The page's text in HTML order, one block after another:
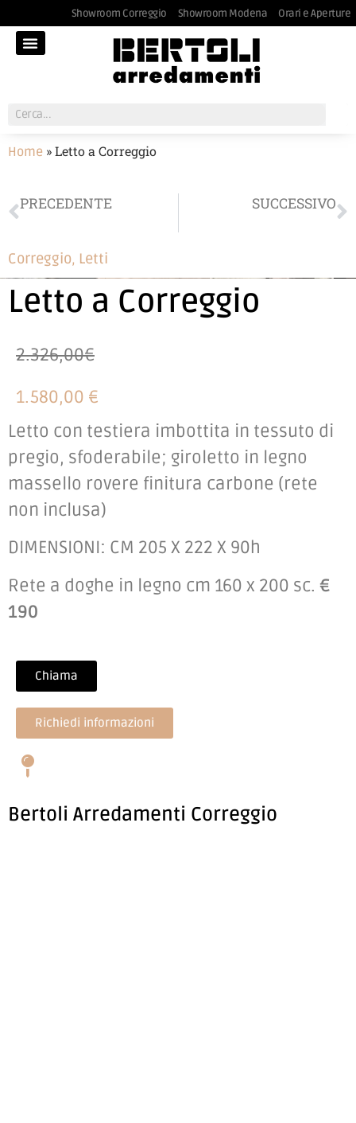
Showroom Correggio Showroom Modena Orari e Aperture
Home »Letto a Correggio
PRECEDENTE SUCCESSIVO
Correggio, Letti
Letto a Correggio
2.326,00€
1.580,00 €
Letto con testiera imbottita in tessuto di
pregio, sfoderabile; giroletto in legno
massello rovere finitura carbone (rete
non inclusa)
DIMENSIONI: CM 205 X 222 X 90h
Rete a doghe in legno cm 160 x 200 sc. €
190
Chiama
Richiedi informazioni
Bertoli Arredamenti Correggio